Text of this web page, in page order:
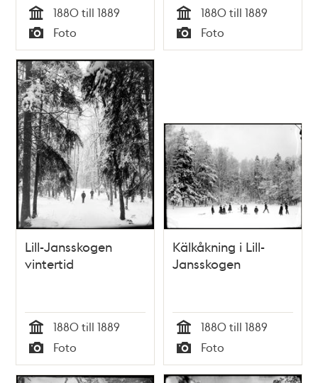
Tid
1880 till 1889
Typ
Foto Tid
1880 till 1889
Typ
Foto
Lill-Jansskogen
vintertid
Tid
1880 till 1889
Typ
Foto
Kälkåkning i Lill-
Jansskogen
Tid
1880 till 1889
Typ
Foto